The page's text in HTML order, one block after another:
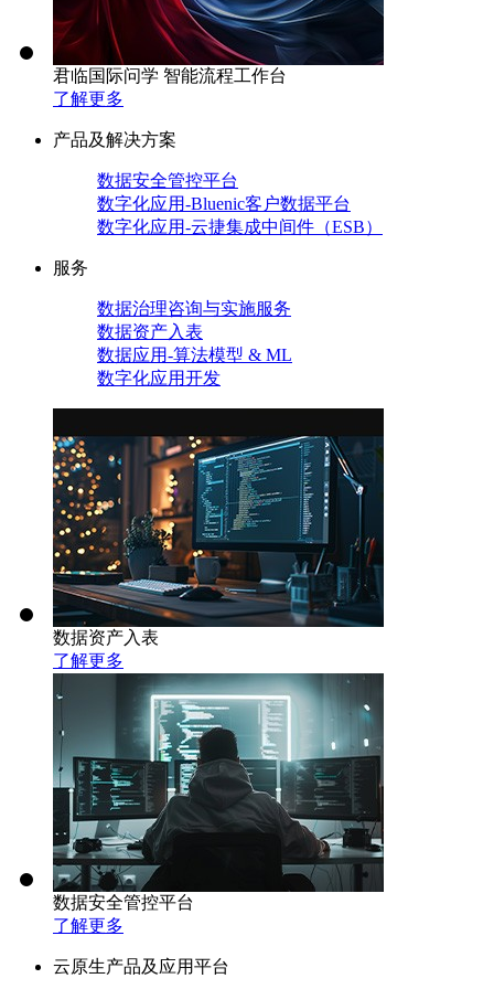
君临国际问学 智能流程工作台
了解更多
产品及解决方案
数据安全管控平台
数字化应用-Bluenic客户数据平台
数字化应用-云捷集成中间件（ESB）
服务
数据治理咨询与实施服务
数据资产入表
数据应用-算法模型 & ML
数字化应用开发
数据资产入表
了解更多
数据安全管控平台
了解更多
云原生产品及应用平台